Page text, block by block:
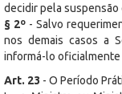
decidir pela
§ 2º - Salvo
nos demais casos a
informá-lo oficialmente
Art. 23 - O Período